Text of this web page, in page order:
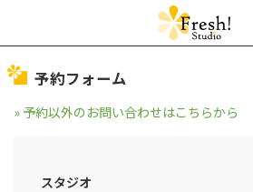
予約フォーム
» 予約以外のお問い合わせはこちらから
スタジオ